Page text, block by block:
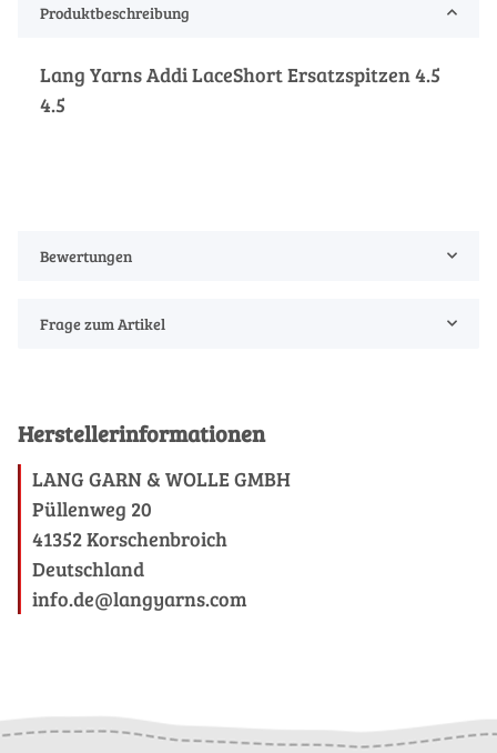
Produktbeschreibung
Lang Yarns Addi LaceShort Ersatzspitzen 4.5
4.5
Bewertungen
Frage zum Artikel
Herstellerinformationen
LANG GARN & WOLLE GMBH
Püllenweg 20
41352 Korschenbroich
Deutschland
info.de@langyarns.com